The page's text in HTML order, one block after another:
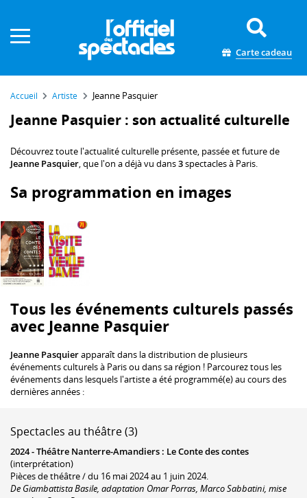
Carte cadeau
Accueil Artiste Jeanne Pasquier
Jeanne Pasquier : son actualité culturelle
Découvrez toute l'actualité culturelle présente, passée et future de
Jeanne Pasquier, que l'on a déjà vu dans3spectacles à Paris.
Sa programmation en images
Tous les événements culturels passés
avec Jeanne Pasquier
Jeanne Pasquierapparaît dans la distribution de plusieurs
événements culturels à Paris ou dans sa région ! Parcourez tous les
événements dans lesquels l'artiste a été programmé(e) au cours des
dernières années :
Spectacles au théâtre (3)
2024 -Théâtre Nanterre-Amandiers : Le Conte des contes
(interprétation)
Pièces de théâtre / du 16 mai 2024 au 1 juin 2024.
De Giambattista Basile, adaptation Omar Porras, Marco Sabbatini, mise